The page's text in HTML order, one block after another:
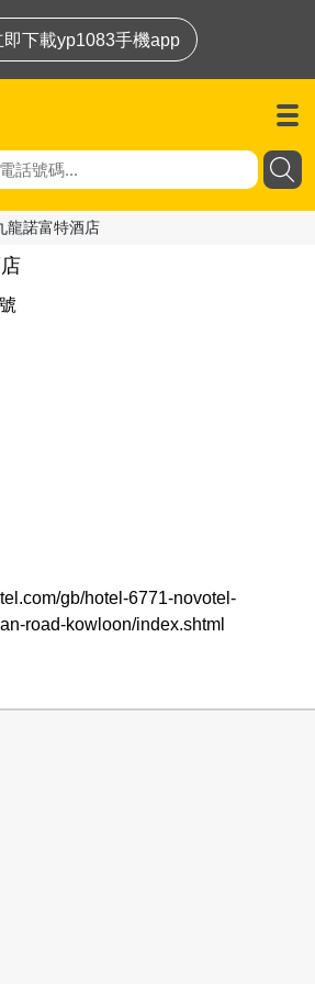
即下載yp1083手機app
龍諾富特酒店
gb/hotel-6771-novotel-
road-kowloon/index.shtml